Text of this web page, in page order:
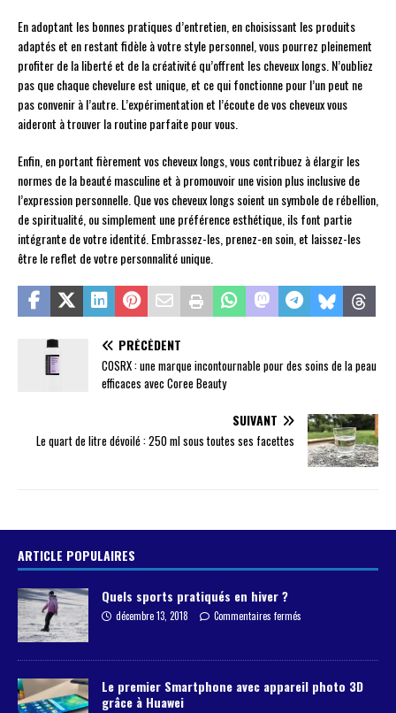
En adoptant les bonnes pratiques d’entretien, en choisissant les produits
adaptés et en restant fidèle à votre style personnel, vous pourrez pleinement
profiter de la liberté et de la créativité qu’offrent les cheveux longs. N’oubliez
pas que chaque chevelure est unique, et ce qui fonctionne pour l’un peut ne
pas convenir à l’autre. L’expérimentation et l’écoute de vos cheveux vous
aideront à trouver la routine parfaite pour vous.
Enfin, en portant fièrement vos cheveux longs, vous contribuez à élargir les
normes de la beauté masculine et à promouvoir une vision plus inclusive de
l’expression personnelle. Que vos cheveux longs soient un symbole de rébellion,
de spiritualité, ou simplement une préférence esthétique, ils font partie
intégrante de votre identité. Embrassez-les, prenez-en soin, et laissez-les
être le reflet de votre personnalité unique.
PRÉCÉDENT
COSRX : une marque incontournable pour des soins de la peau
efficaces avec Coree Beauty
SUIVANT
Le quart de litre dévoilé : 250 ml sous toutes ses facettes
ARTICLE POPULAIRES
Quels sports pratiqués en hiver ?
décembre 13, 2018 Commentaires fermés
Le premier Smartphone avec appareil photo 3D
grâce à Huawei